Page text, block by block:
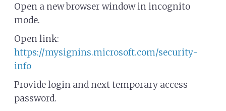
Open a new browser window in incognito
mode.
Open link:
https://mysignins.microsoft.com/security-
info
Provide login and next temporary access
password.